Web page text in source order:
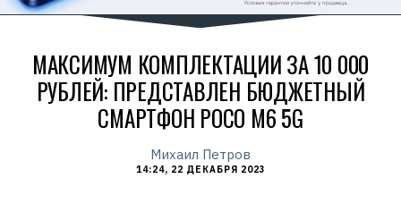
МАКСИМУМ КОМПЛЕКТАЦИИ ЗА 10 000
РУБЛЕЙ: ПРЕДСТАВЛЕН БЮДЖЕТНЫЙ
СМАРТФОН POCO M6 5G
Михаил Петров
14:24, 22 ДЕКАБРЯ 2023